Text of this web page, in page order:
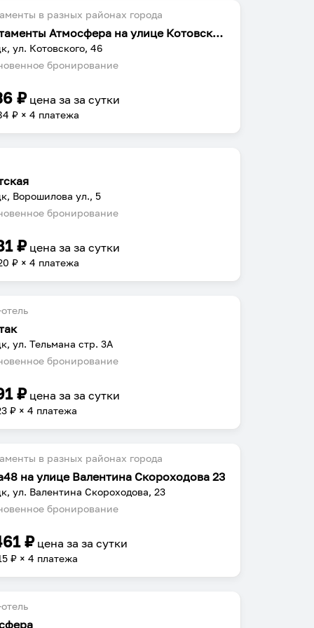
в разных районах города
Апартаменты Атмосфера на улице Котовского 46
ул. Котовского, 46
бронирование
₽ цена заза сутки
₽ × 4 платежа
Ворошилова ул., 5
бронирование
₽ цена заза сутки
₽ × 4 платежа
ул. Тельмана стр. 3А
бронирование
₽ цена заза сутки
₽ × 4 платежа
в разных районах города
на улице Валентина Скороходова 23
ул. Валентина Скороходова, 23
бронирование
₽ цена заза сутки
₽ × 4 платежа